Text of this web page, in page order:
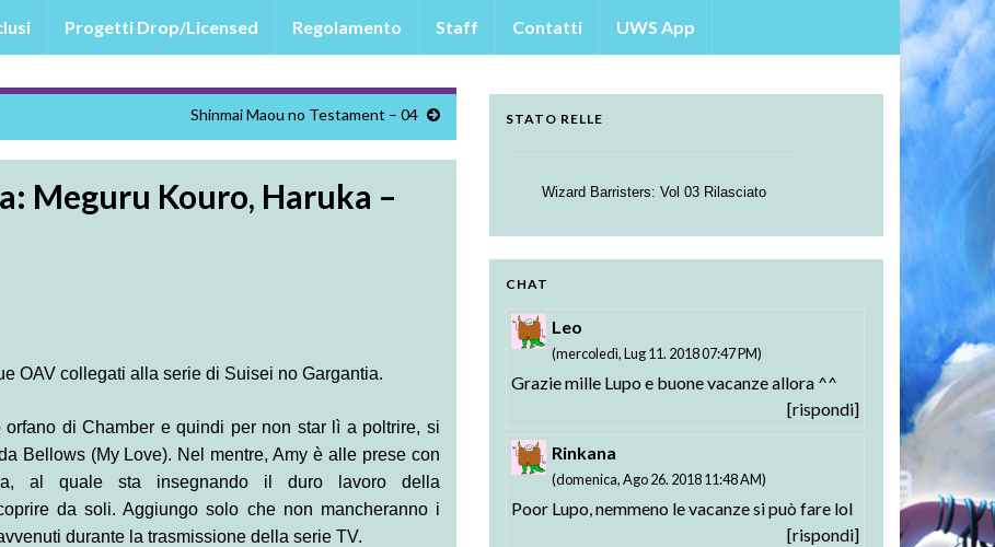
Progetti Drop/Licensed Regolamento Staff Contatti UWS App
Shinmai Maou no Testament – 04
Meguru Kouro, Haruka –
OAV collegati alla serie di Suisei no Gargantia.
di Chamber e quindi per non star lì a poltrire, si
Bellows (My Love). Nel mentre, Amy è alle prese con
al quale sta insegnando il duro lavoro della
da soli. Aggiungo solo che non mancheranno i
durante la trasmissione della serie TV.
STATO RELLE
Wizard Barristers: Vol 03 Rilasciato
Strike the Blood - Valkyria no Oukoku-hen:
CHAT
Leo
(mercoledì, Lug 11. 2018 07:47 PM)
Grazie mille Lupo e buone vacanze allora ^^
[rispondi]
Rinkana
(domenica, Ago 26. 2018 11:48 AM)
Poor Lupo, nemmeno le vacanze si può fare lol
[rispondi]